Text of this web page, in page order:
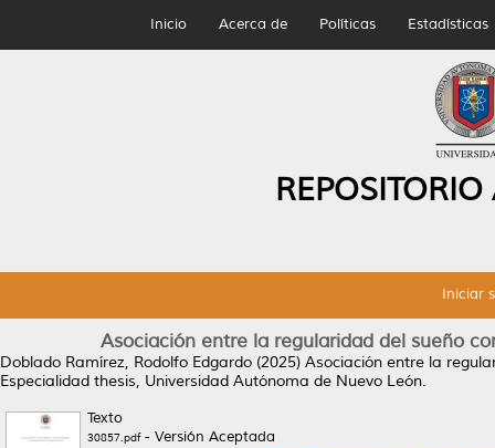
Inicio Acerca de Políticas Estadísticas
Iniciar
Asociación entre la regularidad del sueño
Doblado Ramírez, Rodolfo Edgardo (2025) Asociación entre la
Especialidad thesis, Universidad Autónoma de Nuevo León.
Texto
30857.pdf- Versión Aceptada